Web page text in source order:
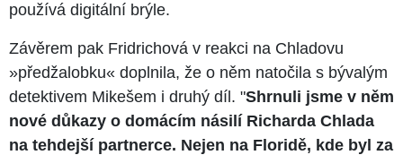
používá digitální brýle.
Závěrem pak Fridrichová v reakci na Chladovu
»předžalobku« doplnila, že o něm natočila s bývalým
detektivem Mikešem i druhý díl. "Shrnuli jsme v něm
nové důkazy o domácím násilí Richarda Chlada
na tehdejší partnerce. Nejen na Floridě, kde byl za